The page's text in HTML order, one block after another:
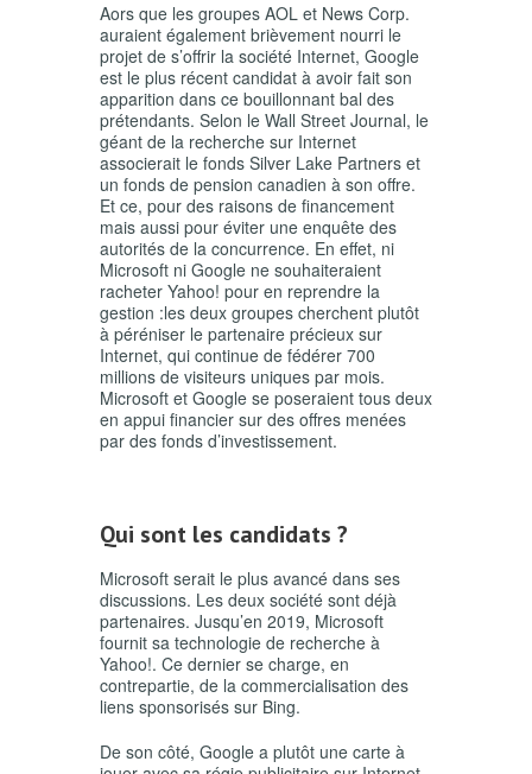
Aors que les groupes AOL et News Corp.
auraient également brièvement nourri le
projet de s’offrir la société Internet, Google
est le plus récent candidat à avoir fait son
apparition dans ce bouillonnant bal des
prétendants. Selon le Wall Street Journal, le
géant de la recherche sur Internet
associerait le fonds Silver Lake Partners et
un fonds de pension canadien à son offre.
Et ce, pour des raisons de financement
mais aussi pour éviter une enquête des
autorités de la concurrence. En effet, ni
Microsoft ni Google ne souhaiteraient
racheter Yahoo! pour en reprendre la
gestion :les deux groupes cherchent plutôt
à péréniser le partenaire précieux sur
Internet, qui continue de fédérer 700
millions de visiteurs uniques par mois.
Microsoft et Google se poseraient tous deux
en appui financier sur des offres menées
par des fonds d’investissement.
Qui sont les candidats ?
Microsoft serait le plus avancé dans ses
discussions. Les deux société sont déjà
partenaires. Jusqu’en 2019, Microsoft
fournit sa technologie de recherche à
Yahoo!. Ce dernier se charge, en
contrepartie, de la commercialisation des
liens sponsorisés sur Bing.
De son côté, Google a plutôt une carte à